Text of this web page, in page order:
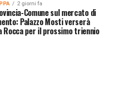
2 giorni fa
Comune sul mercato di
Palazzo Mosti verserà
Rocca per il prossimo triennio